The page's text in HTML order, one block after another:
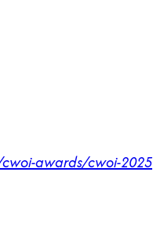
awards/cwoi-2025